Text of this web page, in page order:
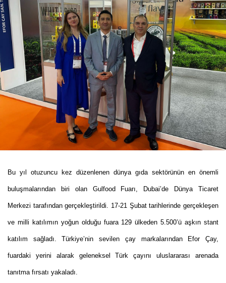
Bu yıl otuzuncu kez düzenlenen dünya gıda sektörünün en önemli
buluşmalarından biri olan Gulfood Fuarı, Dubai’de Dünya Ticaret
Merkezi tarafından gerçekleştirildi. 17-21 Şubat tarihlerinde gerçekleşen
ve milli katılımın yoğun olduğu fuara 129 ülkeden 5.500’ü aşkın stant
katılım sağladı.Türkiye’nin sevilen çay markalarından Efor Çay,
fuardaki yerini alarak geleneksel Türk çayını uluslararası arenada
tanıtma fırsatı yakaladı.